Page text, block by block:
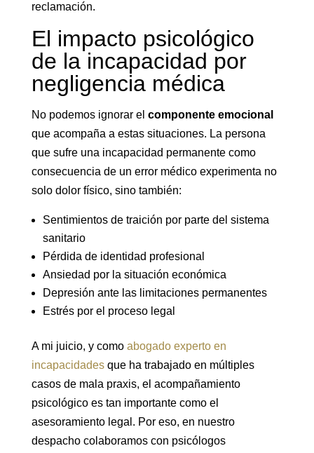
reclamación.
El impacto psicológico
de la incapacidad por
negligencia médica
No podemos ignorar el componente emocional
que acompaña a estas situaciones. La persona
que sufre una incapacidad permanente como
consecuencia de un error médico experimenta no
solo dolor físico, sino también:
Sentimientos de traición por parte del sistema
sanitario
Pérdida de identidad profesional
Ansiedad por la situación económica
Depresión ante las limitaciones permanentes
Estrés por el proceso legal
A mi juicio, y como abogado experto en
incapacidadesque ha trabajado en múltiples
casos de mala praxis, el acompañamiento
psicológico es tan importante como el
asesoramiento legal. Por eso, en nuestro
despacho colaboramos con psicólogos